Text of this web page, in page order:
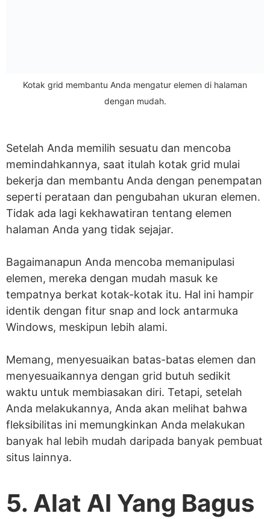
Kotak grid membantu Anda mengatur elemen di halaman
dengan mudah.
Setelah Anda memilih sesuatu dan mencoba
memindahkannya, saat itulah kotak grid mulai
bekerja dan membantu Anda dengan penempatan
seperti perataan dan pengubahan ukuran elemen.
Tidak ada lagi kekhawatiran tentang elemen
halaman Anda yang tidak sejajar.
Bagaimanapun Anda mencoba memanipulasi
elemen, mereka dengan mudah masuk ke
tempatnya berkat kotak-kotak itu. Hal ini hampir
identik dengan fitur snap and lock antarmuka
Windows, meskipun lebih alami.
Memang, menyesuaikan batas-batas elemen dan
menyesuaikannya dengan grid butuh sedikit
waktu untuk membiasakan diri. Tetapi, setelah
Anda melakukannya, Anda akan melihat bahwa
fleksibilitas ini memungkinkan Anda melakukan
banyak hal lebih mudah daripada banyak pembuat
situs lainnya.
5. Alat AI Yang Bagus